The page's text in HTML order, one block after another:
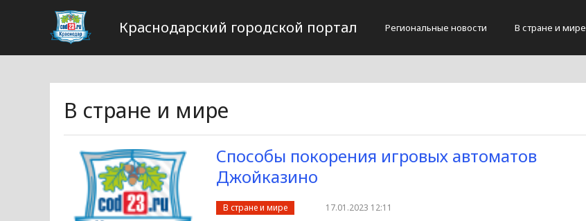
Краснодарский городской портал Региональные новости В стране и мире
В стране и мире
Способы покорения игровых автоматов
Джойказино
В стране и мире 17.01.2023 12:11